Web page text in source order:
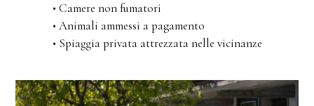
• Camere non fumatori
• Animali ammessi a pagamento
• Spiaggia privata attrezzata nelle vicinanze